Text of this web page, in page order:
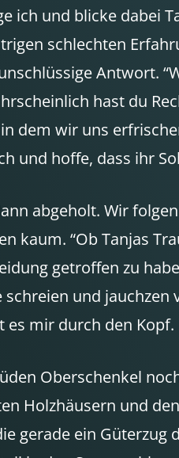
ich und blicke dabei
schlechten
Antwort.
hast du
dem wir uns
und hoffe, dass ihr
abgeholt. Wir
kaum. “Ob Tanjas
getroffen zu
und
es mir durch den Kopf.
Oberschenkel
Holzhäusern und
gerade ein